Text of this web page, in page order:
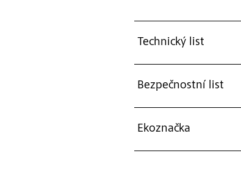
Technický list
Bezpečnostní list
Ekoznačka